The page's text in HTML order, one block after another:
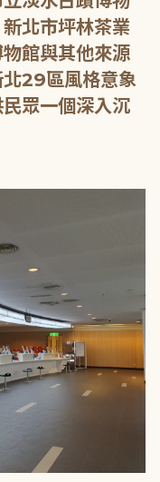
北市坪林茶業
館與其他來源
29區風格意象
眾一個深入沉